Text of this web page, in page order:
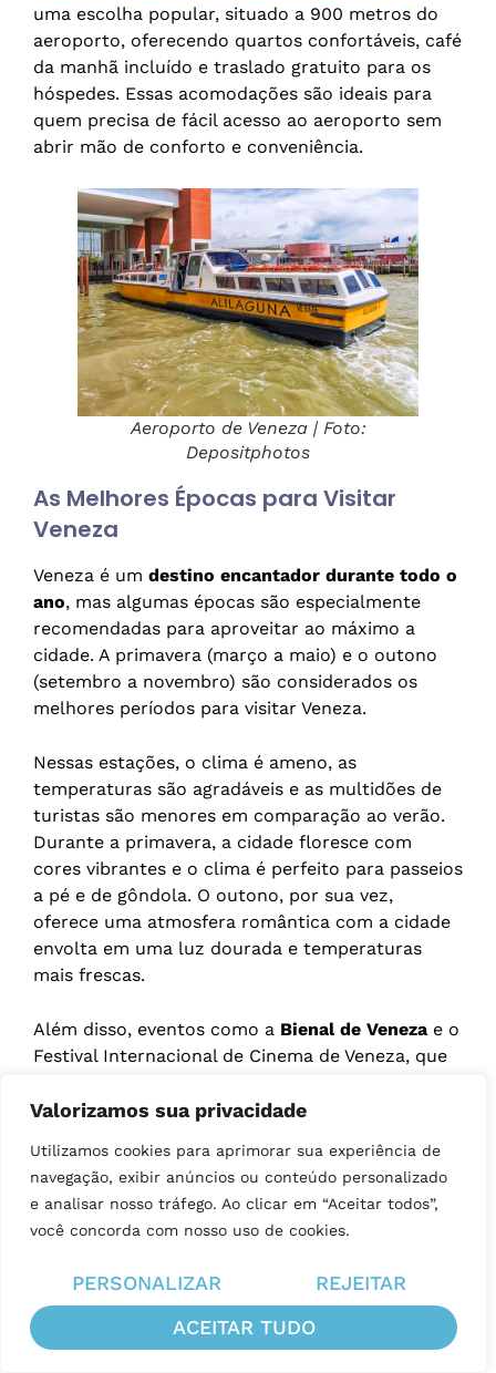
Valorizamos sua privacidade
Utilizamos cookies para aprimorar sua experiência de
navegação, exibir anúncios ou conteúdo personalizado
e analisar nosso tráfego. Ao clicar em “Aceitar todos”,
você concorda com nosso uso de cookies.
PERSONALIZAR
REJEITAR
ACEITAR TUDO
uma escolha popular, situado a 900 metros do
aeroporto, oferecendo quartos confortáveis, café
da manhã incluído e traslado gratuito para os
hóspedes. Essas acomodações são ideais para
quem precisa de fácil acesso ao aeroporto sem
abrir mão de conforto e conveniência.
Aeroporto de Veneza | Foto:
Depositphotos
As Melhores Épocas para Visitar
Veneza
Veneza é um destino encantador durante todo o
ano, mas algumas épocas são especialmente
recomendadas para aproveitar ao máximo a
cidade. A primavera (março a maio) e o outono
(setembro a novembro) são considerados os
melhores períodos para visitar Veneza.
Nessas estações, o clima é ameno, as
temperaturas são agradáveis e as multidões de
turistas são menores em comparação ao verão.
Durante a primavera, a cidade floresce com
cores vibrantes e o clima é perfeito para passeios
a pé e de gôndola. O outono, por sua vez,
oferece uma atmosfera romântica com a cidade
envolta em uma luz dourada e temperaturas
mais frescas.
Além disso, eventos como a Bienal de Veneza e o
Festival Internacional de Cinema de Veneza, que
mundo. Já o verão (junho a agosto) pode ser
(dezembro a fevereiro) é menos turístico, mas
pode ser frio e úmido, com a possibilidade de
acqua alta, ou marés altas, que causam
inundações na cidade.
FILAS? NUNCA MAIS!